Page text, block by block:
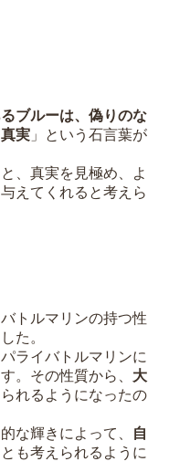
ブルーは、偽りのな
真実 」という石言葉が
、真実を見極め、よ
えてくれると考えら
トルマリンの持つ性
た。
ライバトルマリンに
。その性質から、 大
れるようになったの
な輝きによって、
自
とも考えられるように